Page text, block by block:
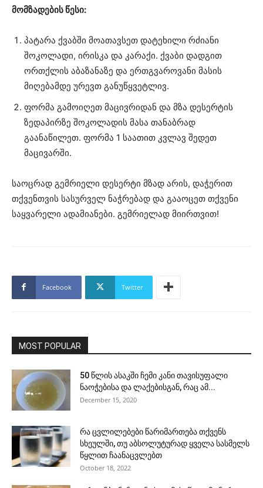
მომზადების წესი:
პატარა ქვაბში მოათავსეთ დატეხილი რძიანი
შოკოლადი, ირისკა და კარაქი. ქვაბი დადგით
ორთქლის აბაზანაზე და ერთგვაროვანი მასის
მიღებამდე ურევთ განუწყვეტლივ.
ფორმა გამოიღეთ მაცივრიდან და მზა დესერტის
ზედაპირზე შოკოლადის მასა თანაბრად
გაანაწილეთ. ფორმა 1 საათით კვლავ შედეთ
მაცივარში.
საოცრად გემრიელი დესერტი მზად არის, დაჭერით
თქვენთვის სასურველ ნაჭრებად და გააოცეთ თქვენი
საყვარელი ადამიანები. გემრიელად მიირთვით!
Facebook Twitter
MOST POPULAR
50 წლის ასაკში ჩემი კანი თავისუფალი
ნაოჭებისა და ლაქებისგან, რაც ამ...
December 15, 2020
რა ცვლილებები წარიმართება თქვენს
სხეულში, თუ აბსოლუტურად ყველა სასმელს
წყლით ჩაანაცვლებთ
October 18, 2022